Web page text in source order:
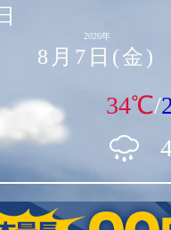
2026年
8月7日(金)
34℃/